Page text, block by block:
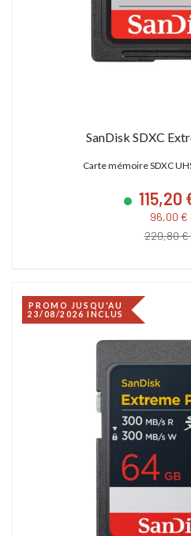
SanDisk SDXC
Carte mémoire SDXC
115,20
96,00 €
220,80 €
PROMO JUSQU'AU
23/08/2026 INCLUS